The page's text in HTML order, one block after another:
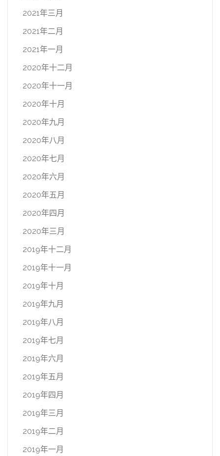
2021年三月
2021年二月
2021年一月
2020年十二月
2020年十一月
2020年十月
2020年九月
2020年八月
2020年七月
2020年六月
2020年五月
2020年四月
2020年三月
2019年十二月
2019年十一月
2019年十月
2019年九月
2019年八月
2019年七月
2019年六月
2019年五月
2019年四月
2019年三月
2019年二月
2019年一月